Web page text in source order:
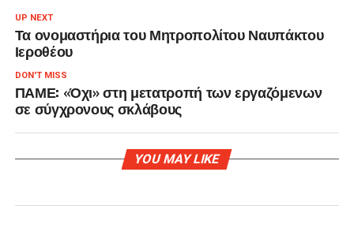
UP NEXT
Τα ονομαστήρια του Μητροπολίτου Ναυπάκτου
Ιεροθέου
DON'T MISS
ΠΑΜΕ: «Όχι» στη μετατροπή των εργαζόμενων
σε σύγχρονους σκλάβους
YOU MAY LIKE